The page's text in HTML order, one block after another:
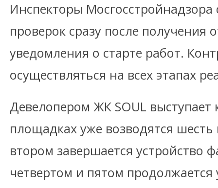
Инспекторы Мосгосстройнадзора
проверок сразу после получения
уведомления о старте работ.
осуществляться на всех этапах
Девелопером ЖК SOUL выступает
площадках уже возводятся
втором завершается устройство
четвертом и пятом